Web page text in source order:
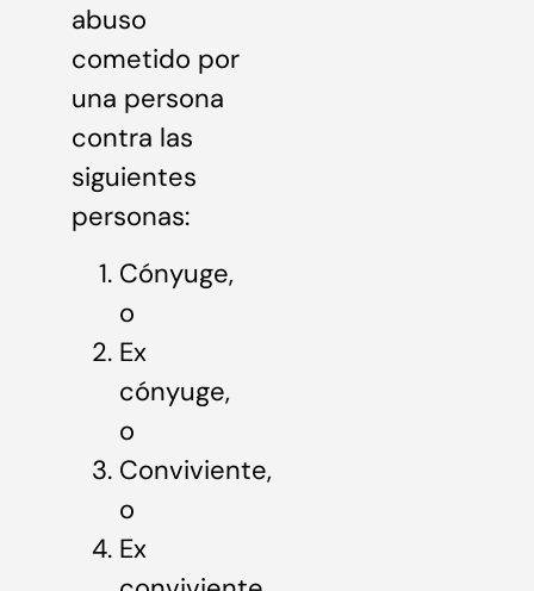
abuso
cometido por
una persona
contra las
siguientes
personas:
Cónyuge,
o
Ex
cónyuge,
o
Conviviente,
o
Ex